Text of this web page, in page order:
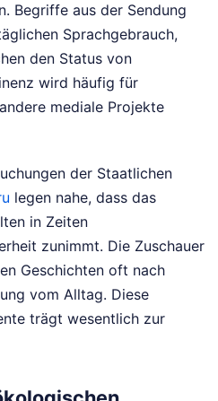
Begriffe aus der Sendung
Sprachgebrauch,
den Status von
wird häufig für
mediale Projekte
der Staatlichen
legen nahe, dass das
in Zeiten
zunimmt. Die Zuschauer
Geschichten oft nach
vom Alltag. Diese
trägt wesentlich zur